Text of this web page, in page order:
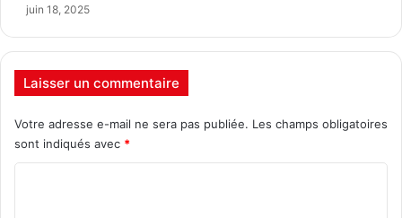
juin 18, 2025
Laisser un commentaire
Votre adresse e-mail ne sera pas publiée. Les champs obligatoires
sont indiqués avec *